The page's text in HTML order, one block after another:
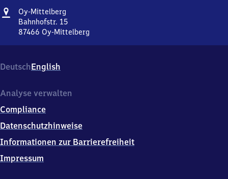
Adresse
Oy-Mittelberg
Mittelberg
Bahnhofstr. 15
87466 Oy-Mittelberg
Bahnhofstr.
15,
7
6
6
Mittelberg
DeutschEnglish
Analyse verwalten
Compliance
Datenschutzhinweise
Informationen zur Barrierefreiheit
Impressum